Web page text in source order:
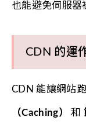
也能避免伺服器
CDN 的運
CDN 能讓網站
（Caching） 和